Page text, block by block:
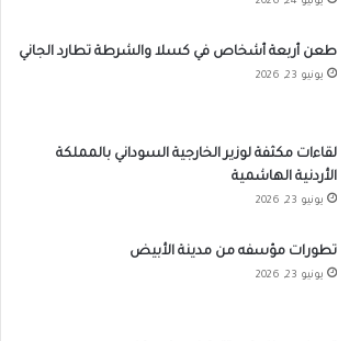
طعن أربعة أشخاص في كسلا والشرطة تطارد الجاني
يونيو 23, 2026
لقاءات مكثفة لوزير الخارجية السوداني بالمملكة
الأردنية الهاشمية
يونيو 23, 2026
تطورات مؤسفه من مدينة الأبيض
يونيو 23, 2026